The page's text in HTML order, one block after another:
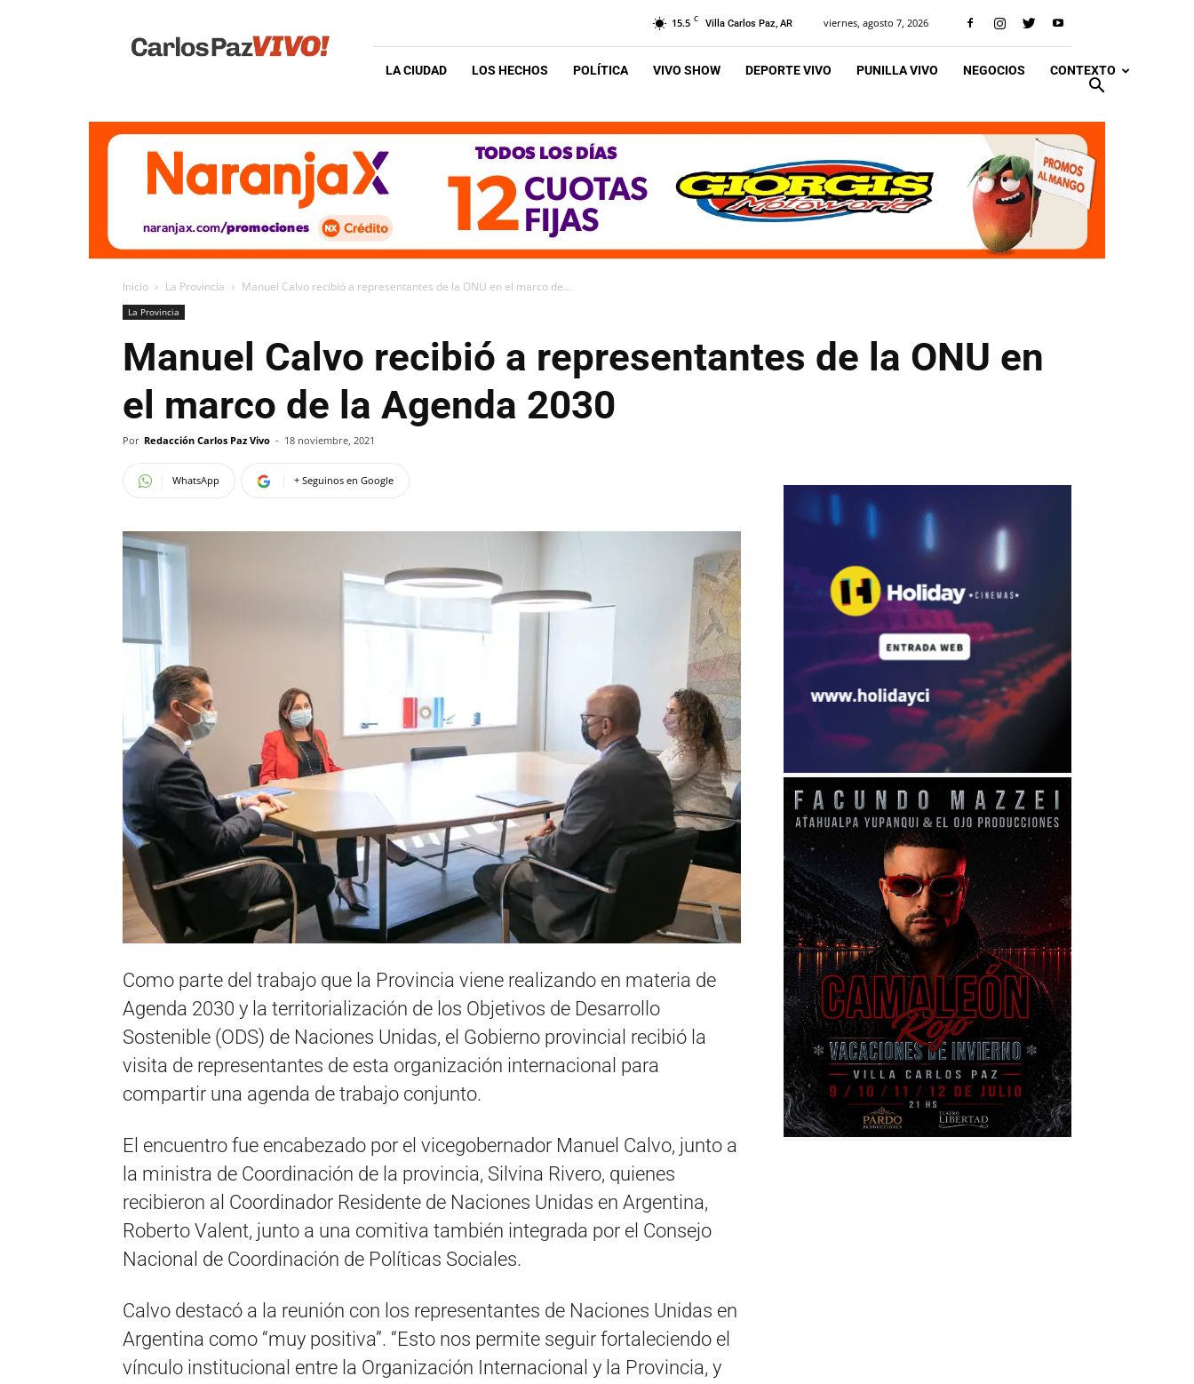
Vivo
15.5 C Villa Carlos Paz, AR viernes, agosto 7, 2026
LA CIUDAD LOS HECHOS POLÍTICA VIVO SHOW DEPORTE VIVO PUNILLA VIVO NEGOCIOS CONTEXTO
Inicio La Provincia Manuel Calvo recibió a representantes de la ONU en el marco de...
La Provincia
Manuel Calvo recibió a representantes de la ONU en
el marco de la Agenda 2030
Por Redacción Carlos Paz Vivo - 18 noviembre, 2021
WhatsApp + Seguinos en Google
Como parte del trabajo que la Provincia viene realizando en materia de
Agenda 2030 y la territorialización de los Objetivos de Desarrollo
Sostenible (ODS) de Naciones Unidas, el Gobierno provincial recibió la
visita de representantes de esta organización internacional para
compartir una agenda de trabajo conjunto.
El encuentro fue encabezado por el vicegobernador Manuel Calvo, junto a
la ministra de Coordinación de la provincia, Silvina Rivero, quienes
recibieron al Coordinador Residente de Naciones Unidas en Argentina,
Roberto Valent, junto a una comitiva también integrada por el Consejo
Nacional de Coordinación de Políticas Sociales.
Calvo destacó a la reunión con los representantes de Naciones Unidas en
Argentina como “muy positiva”. “Esto nos permite seguir fortaleciendo el
vínculo institucional entre la Organización Internacional y la Provincia, y